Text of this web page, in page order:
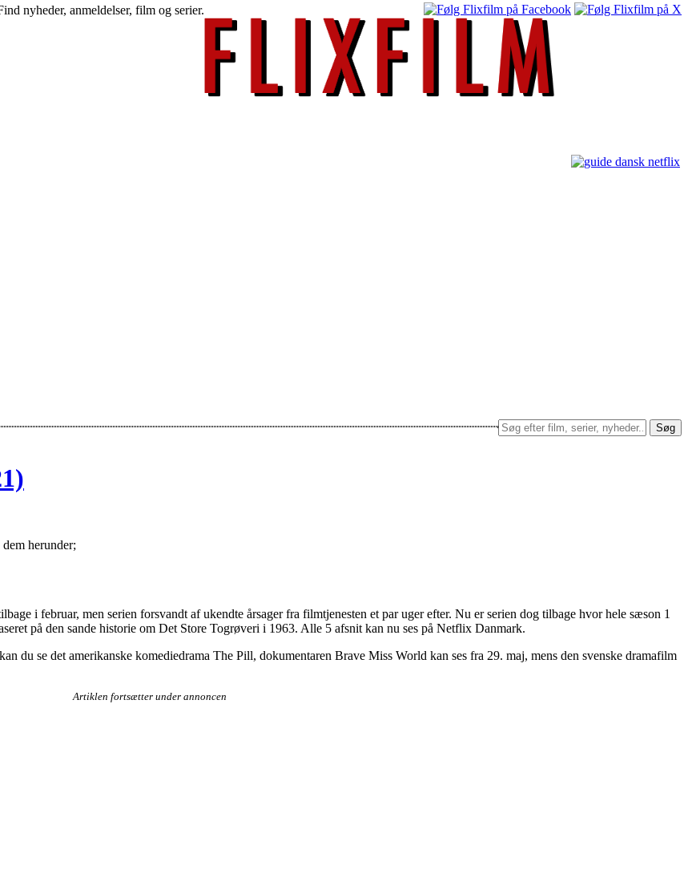
nyheder, anmeldelser, film og serier.
Søg
herunder;
i februar, men serien forsvandt af ukendte årsager fra filmtjenesten et par uger efter. Nu er serien dog tilbage hvor hele sæson 1
på den sande historie om Det Store Togrøveri i 1963. Alle 5 afsnit kan nu ses på Netflix Danmark.
du se det amerikanske komediedrama The Pill, dokumentaren Brave Miss World kan ses fra 29. maj, mens den svenske dramafilm
Artiklen fortsætter under annoncen